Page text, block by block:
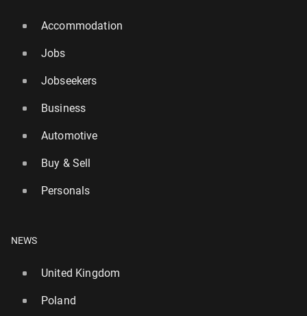
Accommodation
Jobs
Jobseekers
Business
Automotive
Buy & Sell
Personals
NEWS
United Kingdom
Poland